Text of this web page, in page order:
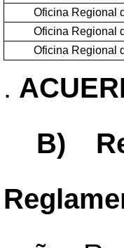
Oficina Regional
Oficina Regional
Oficina Regional
.
B)